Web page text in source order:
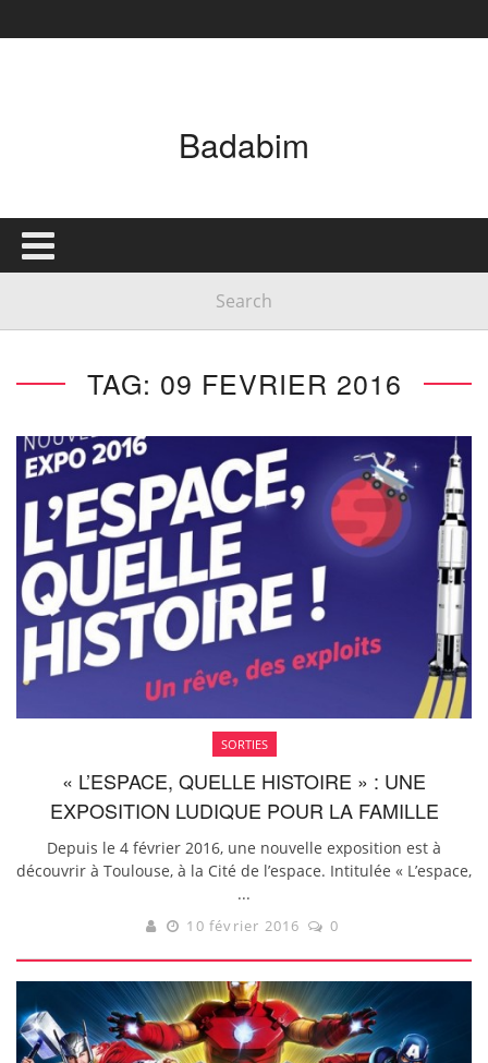
Badabim
TAG: 09 FEVRIER 2016
SORTIES
« L’ESPACE, QUELLE HISTOIRE » : UNE
EXPOSITION LUDIQUE POUR LA FAMILLE
Depuis le 4 février 2016, une nouvelle exposition est à
découvrir à Toulouse, à la Cité de l’espace. Intitulée « L’espace,
...
10 février 2016 0